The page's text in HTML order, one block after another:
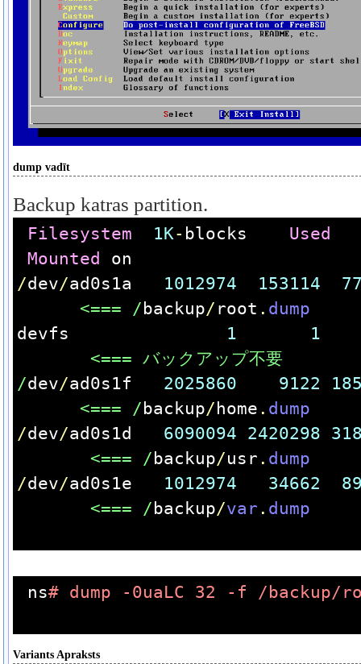
dump vadīt
Backup katras partition.
Filesystem 1K- blocks Used
Mounted
on
/dev/ad0s1a 1012974 153114
<=== / backup/ root . dump
devfs
1
1
<=== バックアップ不要
/dev/ad0s1f 2025860 9122
<=== / backup/ home . dump
/dev/ad0s1d 6090094 2420298
<=== / backup/usr . dump
/dev/ad0s1e 1012974 34662
<=== / backup/var . dump
ns# dump -0uaLC 32 -f /backup/
Variants Apraksts